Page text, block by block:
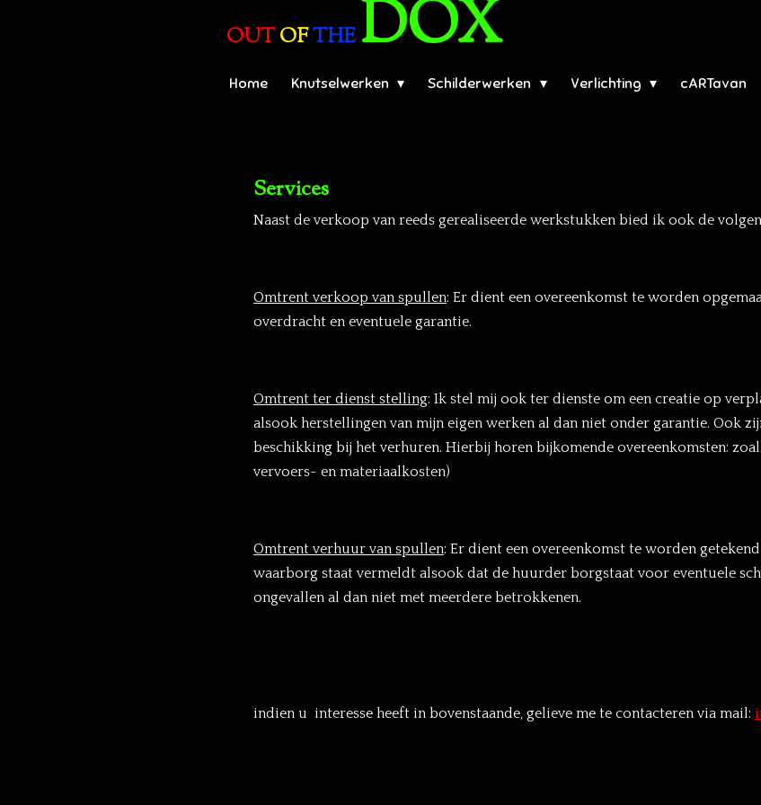
OUTOFTHEDOX
Home Knutselwerken Schilderwerken Verlichting cARTavan
Services
Naast de verkoop van reeds gerealiseerde werkstukken bied ik ook de
Omtrent verkoop van spullen: Er dient een overeenkomst te worden
overdracht en eventuele garantie.
Omtrent ter dienst stelling: Ik stel mij ook ter dienste om een creatie op
alsook herstellingen van mijn eigen werken al dan niet onder garantie. Ook
beschikking bij het verhuren. Hierbij horen bijkomende overeenkomsten:
vervoers- en materiaalkosten)
Omtrent verhuur van spullen: Er dient een overeenkomst te worden
waarborg staat vermeldt alsook dat de huurder borgstaat voor eventuele
ongevallen al dan niet met meerdere betrokkenen.
indien u interesse heeft in bovenstaande, gelieve me te contacteren via mail: